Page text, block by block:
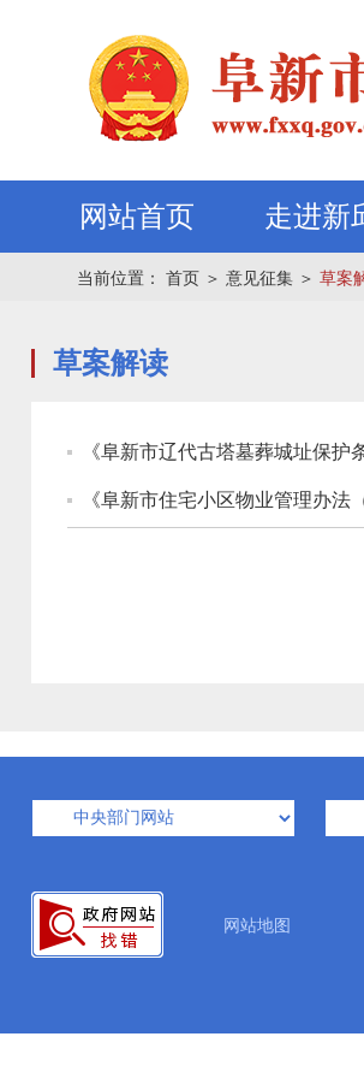
网站首页 走进新
当前位置： 首页 ＞ 意见征集 ＞ 草案
草案解读
《阜新市辽代古塔墓葬城址保护
《阜新市住宅小区物业管理办法
网站地图